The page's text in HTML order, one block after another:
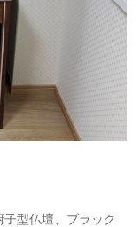
型仏壇、ブラック